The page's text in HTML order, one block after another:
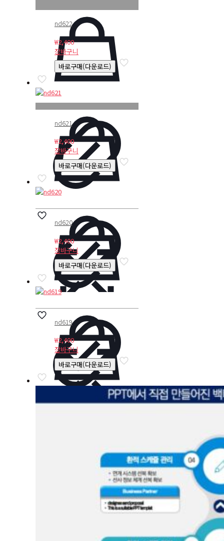
nd622
₩2,400
장바구니
바로구매(다운로드)
nd621
₩2,400
장바구니
바로구매(다운로드)
nd620
₩2,400
장바구니
바로구매(다운로드)
nd619
₩2,400
장바구니
바로구매(다운로드)